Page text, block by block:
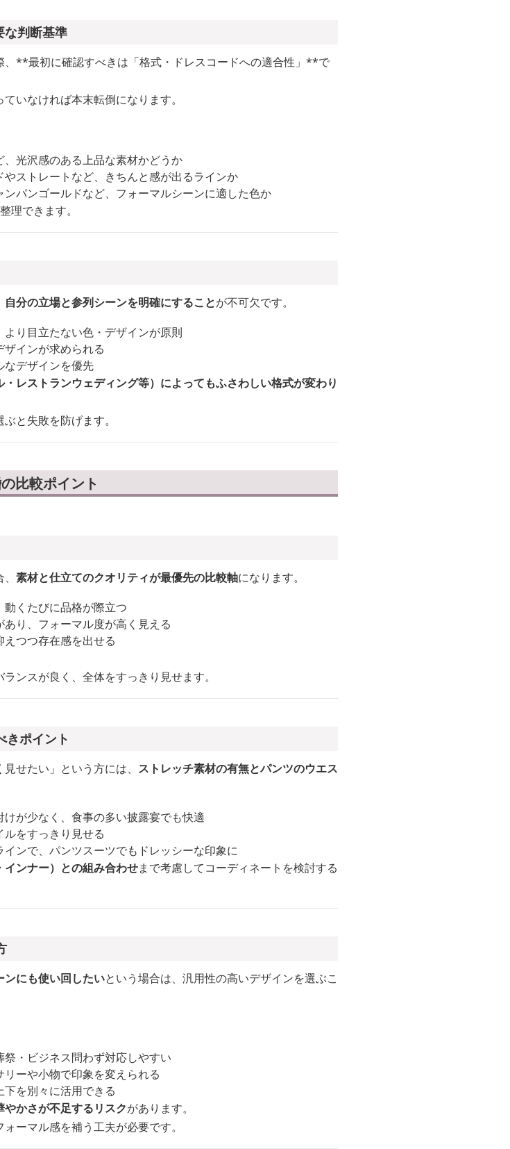
な判断基準
**最初に確認すべきは「格式・ドレスコードへの適合性」**で
いなければ本末転倒になります。
光沢感のある上品な素材かどうか
やストレートなど、きちんと感が出るラインか
パンゴールドなど、フォーマルシーンに適した色か
理できます。
自分の立場と参列シーンを明確にすることが不可欠です。
より目立たない色・デザインが原則
ザインが求められる
なデザインを優先
レストランウェディング等）によってもふさわしい格式が変わり
と失敗を防げます。
比較ポイント
素材と仕立てのクオリティが最優先の比較軸になります。
くたびに品格が際立つ
あり、フォーマル度が高く見える
えつつ存在感を出せる
ンスが良く、全体をすっきり見せます。
きポイント
せたい」という方には、 ストレッチ素材の有無とパンツのウエス
けが少なく、食事の多い披露宴でも快適
ルをすっきり見せる
インで、パンツスーツでもドレッシーな印象に
インナー）との組み合わせまで考慮してコーディネートを検討する
ンにも使い回したいという場合は、汎用性の高いデザインを選ぶこ
祭・ビジネス問わず対応しやすい
リーや小物で印象を変えられる
下を別々に活用できる
かさが不足するリスクがあります。
ーマル感を補う工夫が必要です。